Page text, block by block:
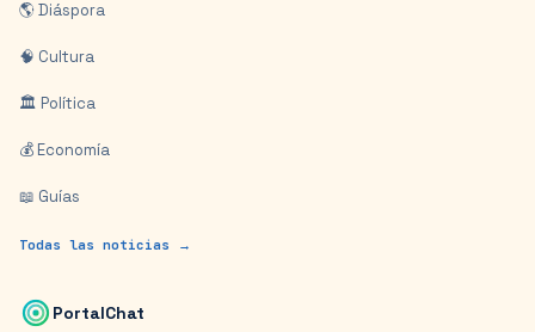
🌎 Diáspora
🧠 Cultura
🏛️ Política
💰 Economía
📖 Guías
Todas las noticias →
PortalChat